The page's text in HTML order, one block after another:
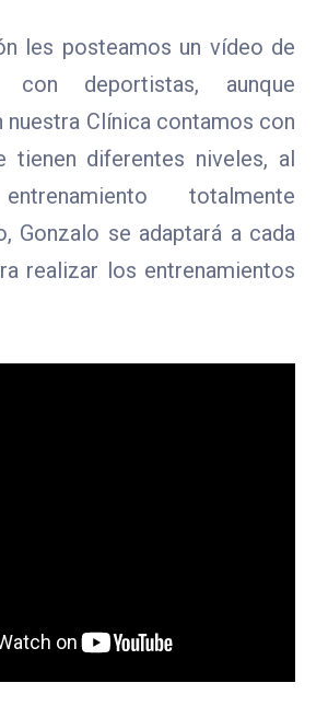
les posteamos un vídeo de
con deportistas, aunque
nuestra Clínica contamos con
tienen diferentes niveles, al
totalmente
Gonzalo se adaptará a cada
realizar los entrenamientos